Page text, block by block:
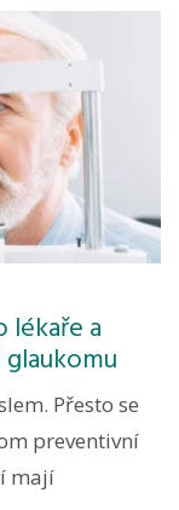
lékaře a
Přesto se
preventivní
mají